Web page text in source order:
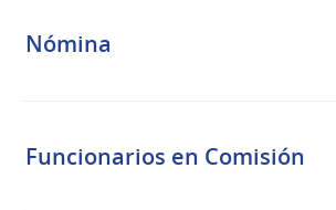
Nómina
Funcionarios en Comisión